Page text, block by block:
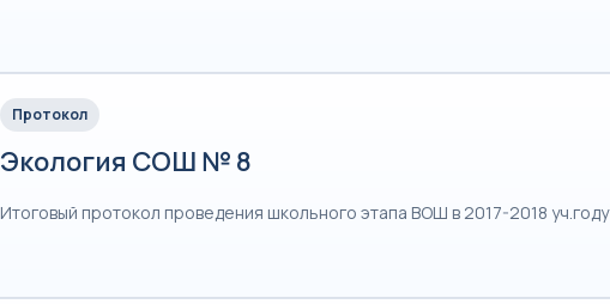
Протокол
Экология СОШ № 8
Итоговый протокол проведения школьного этапа ВОШ в 2017-2018 уч.году